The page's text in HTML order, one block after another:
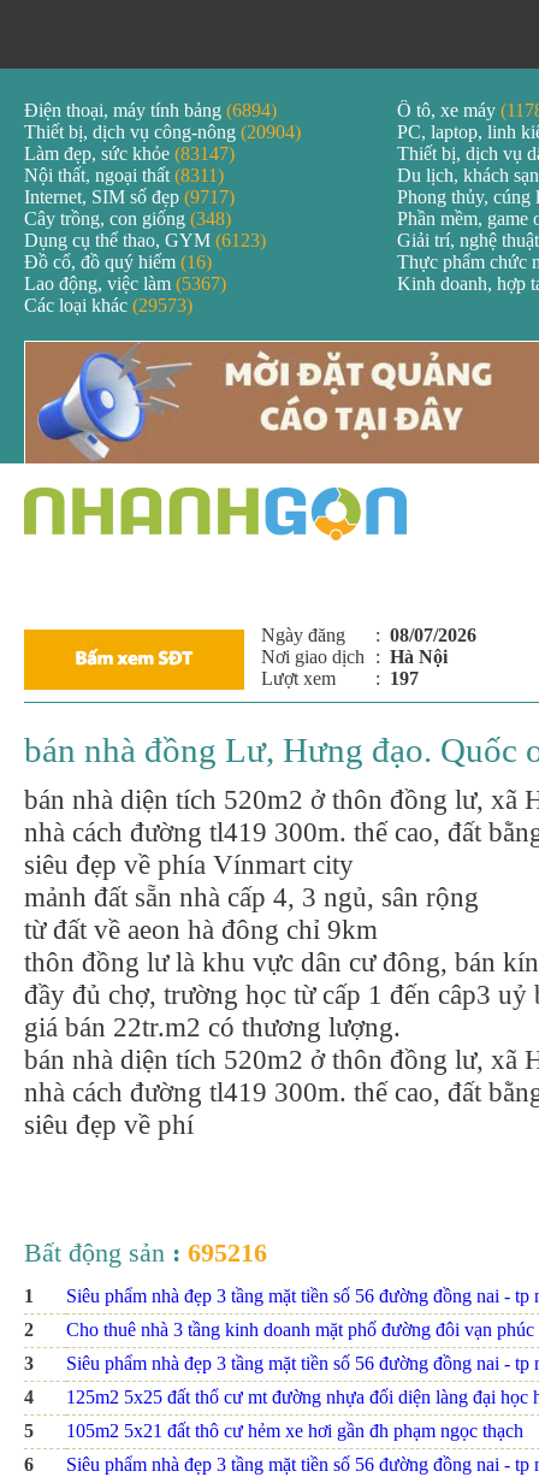
Điện thoại, máy tính bảng (6894) Ô tô, xe máy
Thiết bị, dịch vụ công-nông (20904)
PC, laptop, linh
Làm đẹp, sức khỏe (83147)
Thiết bị, dịch vụ
Nội thất, ngoại thất (8311)
Du lịch, khách
Internet, SIM số đẹp (9717)
Phong thủy, cúng
Cây trồng, con giống (348)
Phần mềm, game
Dụng cụ thể thao, GYM (6123)
Giải trí, nghệ
Đồ cổ, đồ quý hiếm (16)
Thực phẩm chức
Lao động, việc làm (5367)
Kinh doanh, hợp
Các loại khác (29573)
Ngày đăng : 08/07/2026
Nơi giao dịch : Hà Nội
Lượt xem
: 197
bán nhà đồng Lư, Hưng đạo. Quốc
bán nhà diện tích 520m2 ở thôn đồng lư, xã
nhà cách đường tl419 300m. thế cao, đất
siêu đẹp về phía Vínmart city
mảnh đất sẵn nhà cấp 4, 3 ngủ, sân rộng
từ đất về aeon hà đông chỉ 9km
thôn đồng lư là khu vực dân cư đông, bán
đầy đủ chợ, trường học từ cấp 1 đến câp3 uỷ
giá bán 22tr.m2 có thương lượng.
bán nhà diện tích 520m2 ở thôn đồng lư, xã
nhà cách đường tl419 300m. thế cao, đất
siêu đẹp về phí
Bất động sản : 695216
1
Siêu phẩm nhà đẹp 3 tầng mặt tiền số 56 đường đồng nai - tp
2
Cho thuê nhà 3 tầng kinh doanh mặt phố đường đôi vạn phúc
3
Siêu phẩm nhà đẹp 3 tầng mặt tiền số 56 đường đồng nai - tp
4
125m2 5x25 đất thổ cư mt đường nhựa đối diện làng đại học
5
105m2 5x21 đất thô cư hẻm xe hơi gần đh phạm ngọc thạch
6
Siêu phẩm nhà đẹp 3 tầng mặt tiền số 56 đường đồng nai - tp